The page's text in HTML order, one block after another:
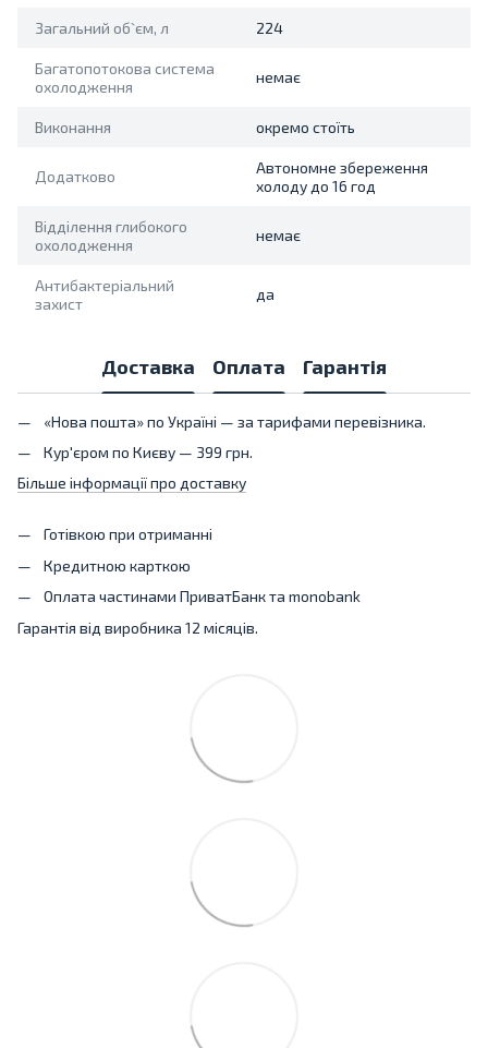
Загальний об`єм, л 224
Багатопотокова система
охолодження
немає
Виконання окремо стоїть
Додатково
Автономне збереження
холоду до 16 год
Відділення глибокого
охолодження
немає
Антибактеріальний
захист
да
Доставка Оплата Гарантія
«Нова пошта» по Україні — за тарифами перевізника.
Кур'єром по Києву — 399 грн.
Більше інформації про доставку
Готівкою при отриманні
Кредитною карткою
Оплата частинами ПриватБанк та monobank
Гарантія від виробника 12 місяців.